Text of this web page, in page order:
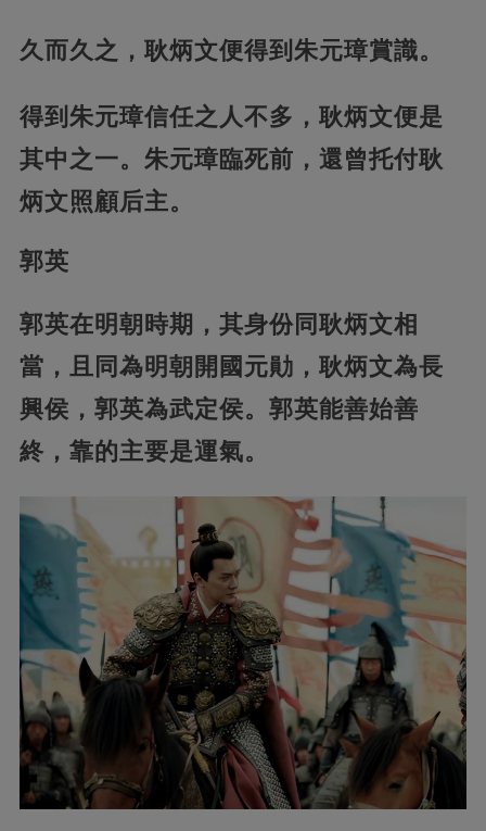
久而久之，耿炳文便得到朱元璋賞識。
得到朱元璋信任之人不多，耿炳文便是
其中之一。朱元璋臨死前，還曾托付耿
炳文照顧后主。
郭英
郭英在明朝時期，其身份同耿炳文相
當，且同為明朝開國元勛，耿炳文為長
興侯，郭英為武定侯。郭英能善始善
終，靠的主要是運氣。